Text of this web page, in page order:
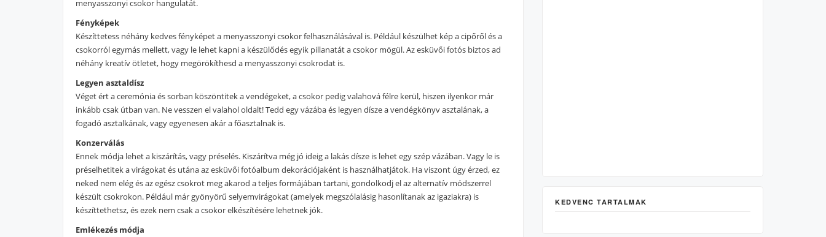
menyasszonyi csokor hangulatát.
Fényképek
Készíttetess néhány kedves fényképet a menyasszonyi csokor felhasználásával is. Például készülhet kép a cipőről és a
csokorról egymás mellett, vagy le lehet kapni a készülődés egyik pillanatát a csokor mögül. Az esküvői fotós biztos ad
néhány kreatív ötletet, hogy megörökíthesd a menyasszonyi csokrodat is.
Legyen asztaldísz
Véget ért a ceremónia és sorban köszöntitek a vendégeket, a csokor pedig valahová félre kerül, hiszen ilyenkor már
inkább csak útban van. Ne vesszen el valahol oldalt! Tedd egy vázába és legyen dísze a vendégkönyv asztalának, a
fogadó asztalkának, vagy egyenesen akár a főasztalnak is.
Konzerválás
Ennek módja lehet a kiszárítás, vagy préselés. Kiszárítva még jó ideig a lakás dísze is lehet egy szép vázában. Vagy le is
préselhetitek a virágokat és utána az esküvői fotóalbum dekorációjaként is használhatjátok. Ha viszont úgy érzed, ez
neked nem elég és az egész csokrot meg akarod a teljes formájában tartani, gondolkodj el az alternatív módszerrel
készült csokrokon. Például már gyönyörű selyemvirágokat (amelyek megszólalásig hasonlítanak az igaziakra) is
készíttethetsz, és ezek nem csak a csokor elkészítésére lehetnek jók.
Emlékezés módja
KEDVENC TARTALMAK